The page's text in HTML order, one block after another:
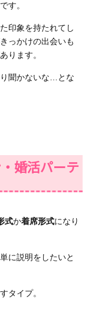
す。
印象を持たれてし
っかけの出会いも
ります。
聞かないな…とな
婚活パーテ
式か着席形式になり
に説明をしたいと
タイプ。